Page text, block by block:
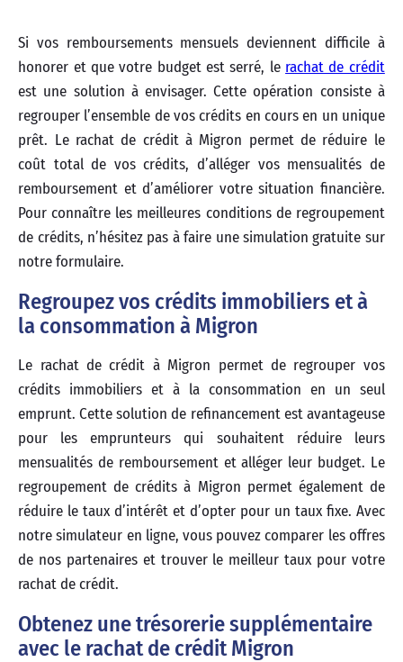
Si vos remboursements mensuels deviennent difficile à
honorer et que votre budget est serré, le rachat de crédit
est une solution à envisager. Cette opération consiste à
regrouper l’ensemble de vos crédits en cours en un unique
prêt. Le rachat de crédit à Migron permet de réduire le
coût total de vos crédits, d’alléger vos mensualités de
remboursement et d’améliorer votre situation financière.
Pour connaître les meilleures conditions de regroupement
de crédits, n’hésitez pas à faire une simulation gratuite sur
notre formulaire.
Regroupez vos crédits immobiliers et à
la consommation à Migron
Le rachat de crédit à Migron permet de regrouper vos
crédits immobiliers et à la consommation en un seul
emprunt. Cette solution de refinancement est avantageuse
pour les emprunteurs qui souhaitent réduire leurs
mensualités de remboursement et alléger leur budget. Le
regroupement de crédits à Migron permet également de
réduire le taux d’intérêt et d’opter pour un taux fixe. Avec
notre simulateur en ligne, vous pouvez comparer les offres
de nos partenaires et trouver le meilleur taux pour votre
rachat de crédit.
Obtenez une trésorerie supplémentaire
avec le rachat de crédit Migron